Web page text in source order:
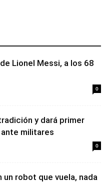
Lionel Messi, a los 68
0
y dará primer
militares
0
un robot que vuela, nada